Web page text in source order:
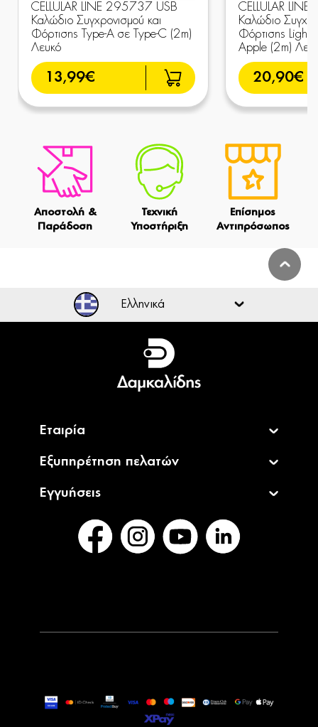
CELLULAR LINE 295737 USB
Καλώδιο Συγχρονισμού και
Φόρτισης Type-A σε Type-C (2m)
Λευκό
13,99€
CELLULAR
Καλώδιο
Φόρτισης
Apple (2m)
20,90€
Αποστολή &
Παράδοση
Τεχνική
Υποστήριξη
Επίσημος
Αντιπρόσωπος
Ελληνικά
Ελληνικά
English
Εταιρία
Εξυπηρέτηση πελατών
Εγγυήσεις